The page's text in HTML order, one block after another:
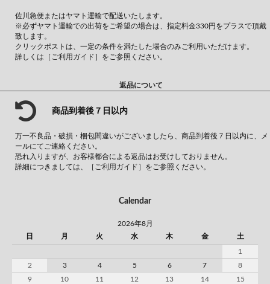
佐川急便またはヤマト運輸で配送いたします。
※必ずヤマト運輸での出荷をご希望の場合は、指定料金330円をプラスで頂戴
致します。
クリックポストは、一定の条件を満たした場合のみご利用いただけます。
詳しくは ［ご利用ガイド］ をご参照ください。
返品について
商品到着後７日以内
万一不良品・破損・梱包間違いがございましたら、商品到着後７日以内に、メ
ールにてご連絡ください。
恐れ入りますが、お客様都合による返品はお受けしておりません。
詳細につきましては、
［ご利用ガイド］ をご参照ください。
Calendar
2026年8月
日
月 火 水 木 金 土
1
2
3 4 5 6 7
8
9
10 11 12 13 14
15